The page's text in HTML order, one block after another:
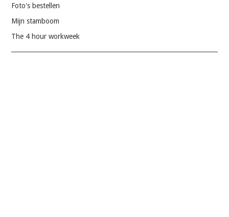
Foto's bestellen
Mijn stamboom
The 4 hour workweek